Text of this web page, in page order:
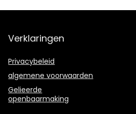
Verklaringen
Privacybeleid
algemene voorwaarden
Gelieerde
openbaarmaking